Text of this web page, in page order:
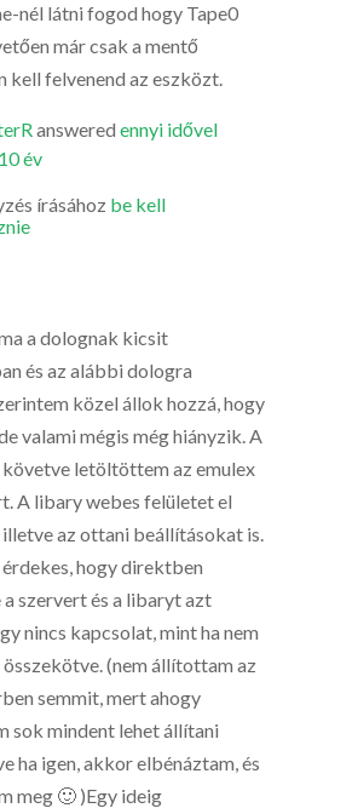
nél látni fogod hogy Tape0
már csak a mentő
kell felvenend az eszközt.
answered ennyi idővel
év
írásához be kell
a dolognak kicsit
és az alábbi dologra
közel állok hozzá, hogy
valami mégis még hiányzik. A
letöltöttem az emulex
A libary webes felületet el
az ottani beállításokat is.
hogy direktben
szervert és a libaryt azt
nincs kapcsolat, mint ha nem
(nem állítottam az
semmit, mert ahogy
sok mindent lehet állítani
ha igen, akkor elbénáztam, és
meg 🙂 )Egy ideig